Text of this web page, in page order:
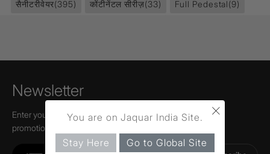
सैनीटरीवेयर(395) कोंटीनेंटल सीरीज़(33) Full Pedestal(9)
Newsletter
Enter your email to receive news,
promotions, and information about Jaquar.
×
You are on Jaquar India Site.
Stay Here Go to Global Site